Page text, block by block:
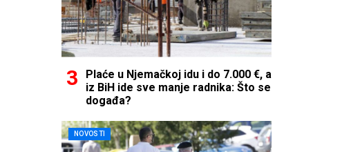
Plaće u Njemačkoj idu i do 7.000 €, a
iz BiH ide sve manje radnika: Što se
događa?
NOVOSTI